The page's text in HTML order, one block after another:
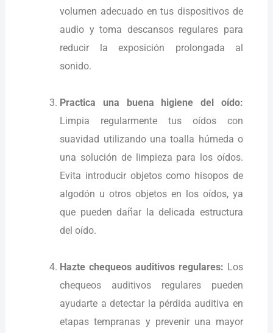
volumen adecuado en tus dispositivos de
audio y toma descansos regulares para
reducir la exposición prolongada al
sonido.
Practica una buena higiene del oído:
Limpia regularmente tus oídos con
suavidad utilizando una toalla húmeda o
una solución de limpieza para los oídos.
Evita introducir objetos como hisopos de
algodón u otros objetos en los oídos, ya
que pueden dañar la delicada estructura
del oído.
Hazte chequeos auditivos regulares: Los
chequeos auditivos regulares pueden
ayudarte a detectar la pérdida auditiva en
etapas tempranas y prevenir una mayor